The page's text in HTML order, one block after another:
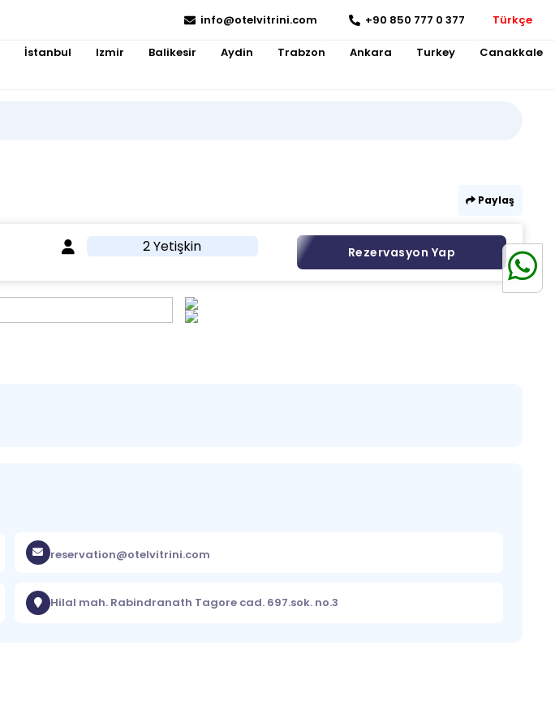
info@otelvitrini.com +90 850 777 0 377 Türkçe
İstanbul Izmir Balikesir Aydin Trabzon Ankara Turkey Canakkale
Paylaş
2 Yetişkin Rezervasyon Yap
reservation@otelvitrini.com
Hilal mah. Rabindranath Tagore cad. 697.sok. no.3